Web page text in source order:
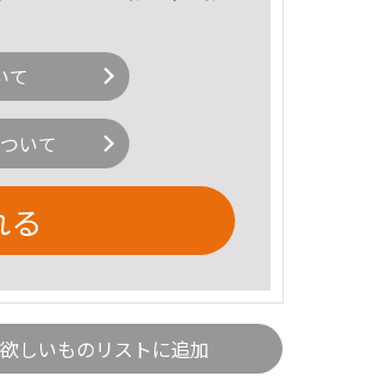
て
いて
欲しいものリストに追加